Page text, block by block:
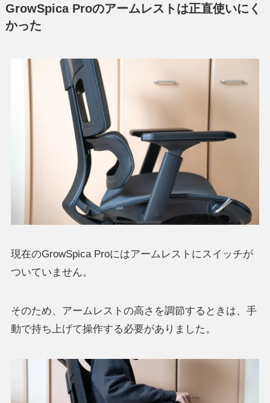
GrowSpica Proのアームレストは正直使いにく
かった
現在のGrowSpica Proにはアームレストにスイッチが
ついていません。
そのため、アームレストの高さを調節するときは、手
動で持ち上げて操作する必要がありました。